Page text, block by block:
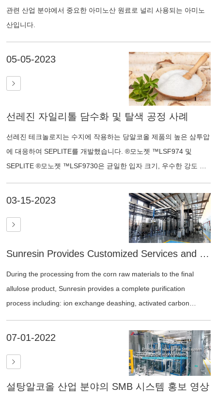
관련 산업 분야에서 중요한 아미노산 원료로 널리 사용되는 아미노
산입니다.
05-05-2023
선레진 자일리톨 담수화 및 탈색 공정 사례
선레진 테크놀로지는 수지에 작용하는 당알코올 제품의 높은 삼투압
에 대응하여 SEPLITE를 개발했습니다. ®모노젯 ™LSF974 및
SEPLITE ®모노젯 ™LSF9730은 균일한 입자 크기, 우수한 강도 및
또한, 균일한 입자 크기는 수지층의 압력 강하를 줄여 SEPLITE와 같
은 기존 수지에 비해 온라인 액체 처리 용량을 향상시킵니다.
®LSF970 및 SEPLITE ®LSF973 수지는 파손율이 낮고 불순물 제거
효과가 뛰어나 생산 효율을 크게 향상시키고 생산 비용을 절감할 수
있습니다.
03-15-2023
Sunresin Provides Customized Services and One-stop Separation and Purification Solutions for the Production of Allulose
During the processing from the corn raw materials to the final
allulose product, Sunresin provides a complete purification
process including: ion exchange deashing, activated carbon
07-01-2022
설탕알코올 산업 분야의 SMB 시스템 홍보 영상